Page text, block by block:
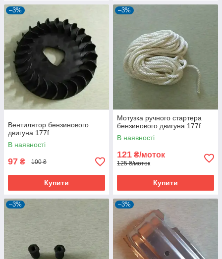
–3%
Вентилятор бензинового
двигуна 177f
В наявності
97 ₴ 100 ₴
Купити
–3%
Мотузка ручного стартера
бензинового двигуна 177f
В наявності
121 ₴/моток
125 ₴/моток
Купити
–3% –3%